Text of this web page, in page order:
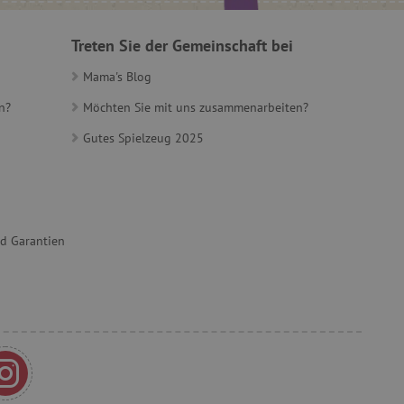
Garantien
Treten Sie der Gemeinschaft bei
Mama's Blog
Möchten Sie mit uns zusammenarbeiten?
Gutes Spielzeug 2025
der Website zu
zu erhalten.
für
funktionieren.
ist für die Website von
zwischen Menschen
ist für die Website von
die Nutzung ihrer